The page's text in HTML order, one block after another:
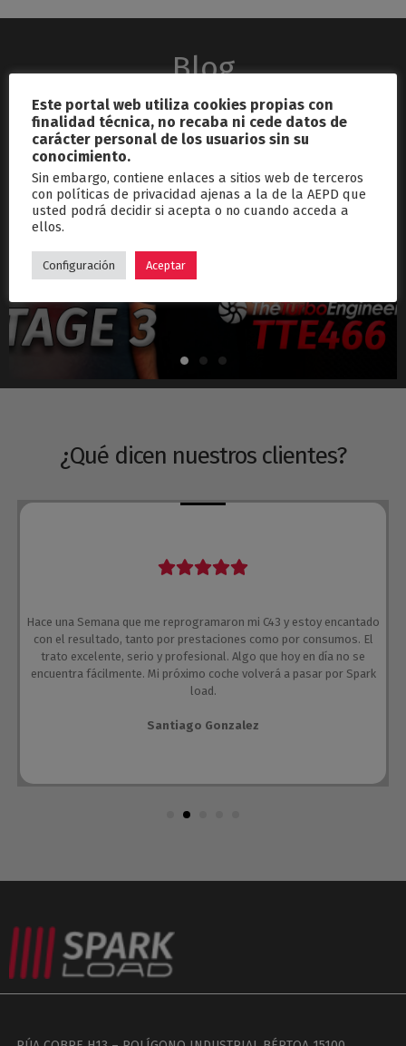
Blog
septiembre 26, 2024
Hyundai i30N Stage 3 – Turbo TTE466
¿Qué dicen nuestros clientes?
Hace una Semana que me reprogramaron mi C43 y estoy encantado
con el resultado, tanto por prestaciones como por consumos. El
trato excelente, serio y profesional. Algo que hoy en día no se
encuentra fácilmente. Mi próximo coche volverá a pasar por Spark
load.
Santiago Gonzalez
Este portal web utiliza cookies propias con
finalidad técnica, no recaba ni cede datos de
carácter personal de los usuarios sin su
conocimiento.
Sin embargo, contiene enlaces a sitios web de terceros
con políticas de privacidad ajenas a la de la AEPD que
usted podrá decidir si acepta o no cuando acceda a
ellos.
Configuración Aceptar